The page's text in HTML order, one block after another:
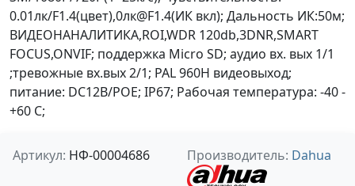
0.01лк/F1.4(цвет),0лк@F1.4(ИК вкл); Дальность ИК:50м;
ВИДЕОНАНАЛИТИКА,ROI,WDR 120db,3DNR,SMART
FOCUS,ONVIF; поддержка Micro SD; аудио вх. вых 1/1
;тревожные вх.вых 2/1; PAL 960H видеовыход;
питание: DC12В/POE; IP67; Рабочая температура: -40 -
+60 С;
Артикул: НФ-00004686 Производитель: Dahua